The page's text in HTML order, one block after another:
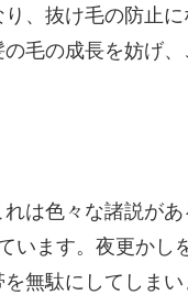
、抜け毛の防止
毛の成長を妨げ
は色々な諸説が
います。夜更かし
無駄にしてしまい